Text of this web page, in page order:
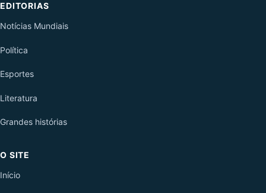
EDITORIAS
Notícias Mundiais
Política
Esportes
Literatura
Grandes histórias
O SITE
Início